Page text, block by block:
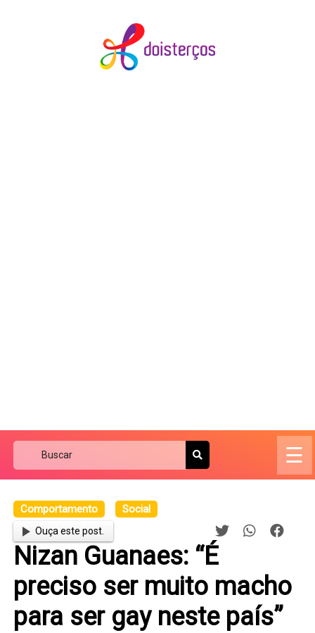
☰
Comportamento Social
Ouça este post.
Nizan Guanaes: “É
preciso ser muito macho
para ser gay neste país”